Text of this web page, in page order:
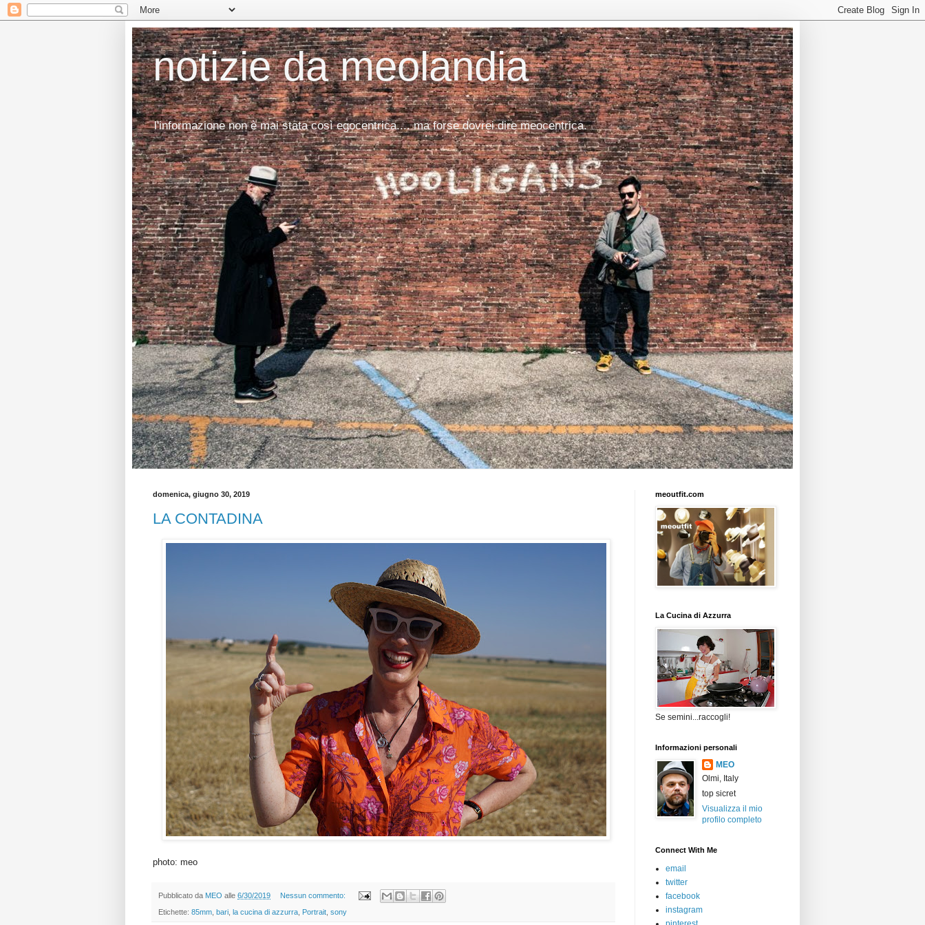
notizie da meolandia
l'informazione non è mai stata così egocentrica.... ma forse dovrei dire meocentrica.
domenica, giugno 30, 2019
LA CONTADINA
photo: meo
Pubblicato da MEO alle 6/30/2019 Nessun commento:
Etichette: 85mm bari la cucina di azzurra Portrait sony
meoutfit.com
La Cucina di Azzurra
Se semini...raccogli!
Informazioni personali
MEO
Olmi, Italy
top sicret
Visualizza il mio
profilo completo
Connect With Me
email
twitter
facebook
instagram